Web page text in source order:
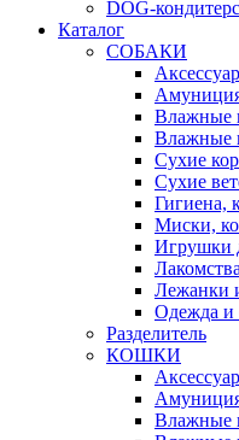
DOG-
Каталог
СОБАКИ
Влажные
Влажные
Сухие
Сухие
Гигиена,
Миски,
Игрушки
Лакомства
Лежанки
Одежда и
Разделитель
КОШКИ
Влажные